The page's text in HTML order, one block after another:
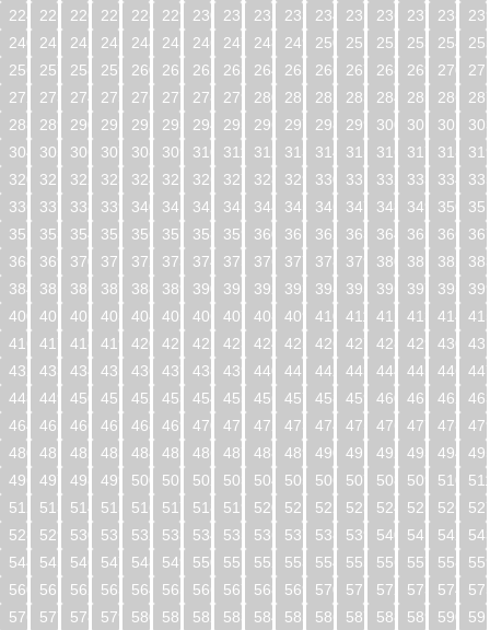
224
225 226 227 228 229 230 231 232 233 234 235 236 237 238
240
241 242 243 244 245 246 247 248 249 250 251 252 253 254
256
257 258 259 260 261 262 263 264 265 266 267 268 269 270
272
273 274 275 276 277 278 279 280 281 282 283 284 285 286
288
289 290 291 292 293 294 295 296 297 298 299 300 301 302
304
305 306 307 308 309 310 311 312 313 314 315 316 317 318
320
321 322 323 324 325 326 327 328 329 330 331 332 333 334
336
337 338 339 340 341 342 343 344 345 346 347 348 349 350
352
353 354 355 356 357 358 359 360 361 362 363 364 365 366
368
369 370 371 372 373 374 375 376 377 378 379 380 381 382
384
385 386 387 388 389 390 391 392 393 394 395 396 397 398
400
401 402 403 404 405 406 407 408 409 410 411 412 413 414
416
417 418 419 420 421 422 423 424 425 426 427 428 429 430
432
433 434 435 436 437 438 439 440 441 442 443 444 445 446
448
449 450 451 452 453 454 455 456 457 458 459 460 461 462
464
465 466 467 468 469 470 471 472 473 474 475 476 477 478
480
481 482 483 484 485 486 487 488 489 490 491 492 493 494
496
497 498 499 500 501 502 503 504 505 506 507 508 509 510
512
513 514 515 516 517 518 519 520 521 522 523 524 525 526
528
529 530 531 532 533 534 535 536 537 538 539 540 541 542
544
545 546 547 548 549 550 551 552 553 554 555 556 557 558
560
561 562 563 564 565 566 567 568 569 570 571 572 573 574
576
577 578 579 580 581 582 583 584 585 586 587 588 589 590